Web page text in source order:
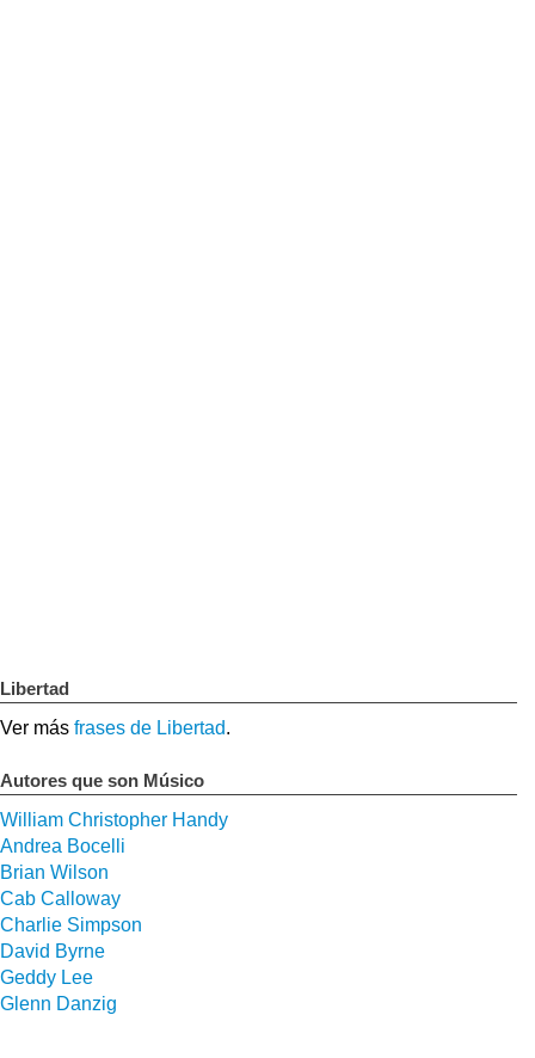
Libertad
Ver más frases de Libertad.
Autores que son Músico
William Christopher Handy
Andrea Bocelli
Brian Wilson
Cab Calloway
Charlie Simpson
David Byrne
Geddy Lee
Glenn Danzig